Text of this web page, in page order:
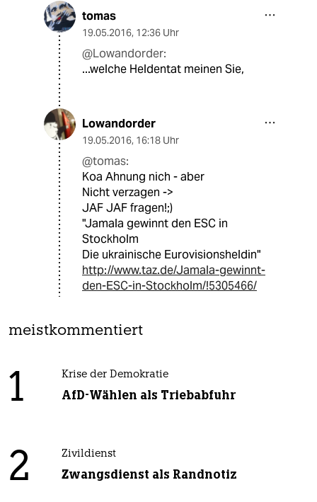
tomas
19.05.2016, 12:36 Uhr
@Lowandorder:
...welche Heldentat meinen Sie,
Lowandorder
19.05.2016, 16:18 Uhr
@tomas:
Koa Ahnung nich - aber
Nicht verzagen ->
JAF JAF fragen!;)
"Jamala gewinnt den ESC in
Stockholm
Die ukrainische Eurovisionsheldin"
http://www.taz.de/Jamala-gewinnt-
den-ESC-in-Stockholm/!5305466/
meistkommentiert
1 Krise der Demokratie
AfD-Wählen als Triebabfuhr
2 Zivildienst
Zwangsdienst als Randnotiz